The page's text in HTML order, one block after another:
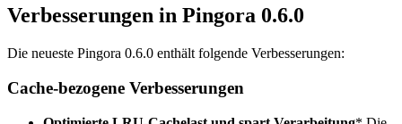
Verbesserungen in Pingora 0.6.0
Die neueste Pingora 0.6.0 enthält folgende Verbesserungen:
Cache-bezogene Verbesserungen